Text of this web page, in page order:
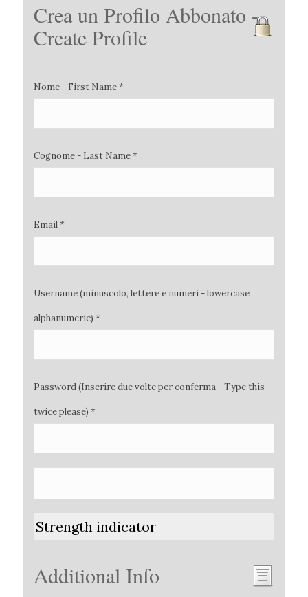
Crea un Profilo Abbonato -
Create Profile
Nome - First Name *
Cognome - Last Name *
Email *
Username (minuscolo, lettere e numeri - lowercase
alphanumeric) *
Password (Inserire due volte per conferma - Type this
twice please) *
Strength indicator
Additional Info